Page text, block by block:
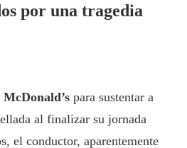
por una tragedia
McDonald’s para sustentar a
al finalizar su jornada
el conductor, aparentemente